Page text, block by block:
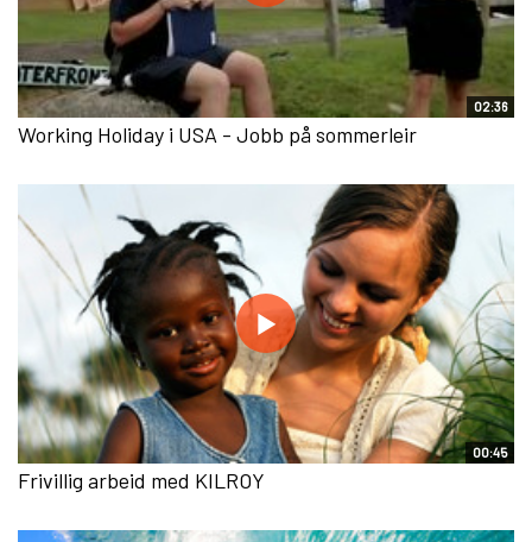
02:36
Working Holiday i USA - Jobb på sommerleir
00:45
Frivillig arbeid med KILROY